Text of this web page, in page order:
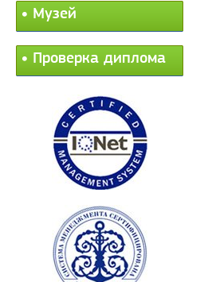
Музей
Проверка диплома